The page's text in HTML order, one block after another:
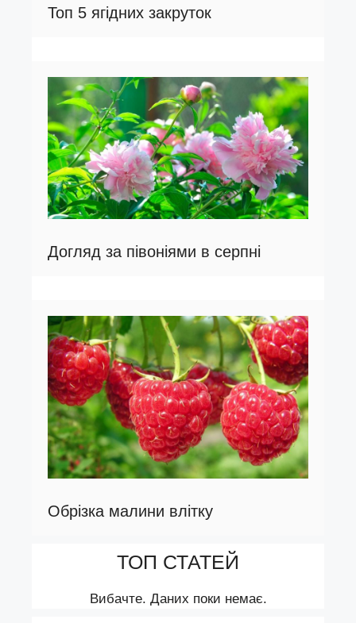
Топ 5 ягідних закруток
Догляд за півоніями в серпні
Обрізка малини влітку
ТОП СТАТЕЙ
Вибачте. Даних поки немає.